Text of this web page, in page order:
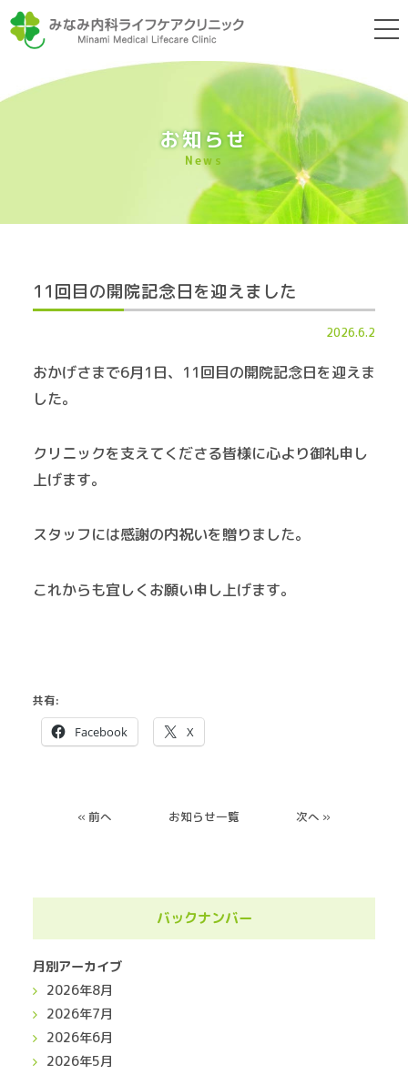
みなみ内科
お知らせ
News
11回目の開院記念日を迎えました
2026.6.2
おかげさまで6月1日、11回目の開院記念日を迎えま
した。
クリニックを支えてくださる皆様に心より御礼申し
上げます。
スタッフには感謝の内祝いを贈りました。
これからも宜しくお願い申し上げます。
共有:
Facebook X
« 前へ お知らせ一覧 次へ »
バックナンバー
月別アーカイブ
2026年8月
2026年7月
2026年6月
2026年5月
t
o
e
n
a